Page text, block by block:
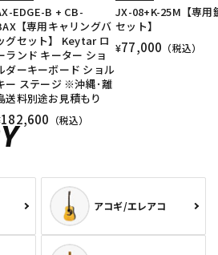
EDGE-B + CB-
【専用キャリングバ
グセット】 Keytar ロ
ランド キーター ショ
ダーキーボード ショル
ー ステージ ※沖縄･離
送料別途お見積もり
182,600 （税込）
JX-08+K-25M【専用
セット】
¥77,000 （税込）
アコギ/エレアコ